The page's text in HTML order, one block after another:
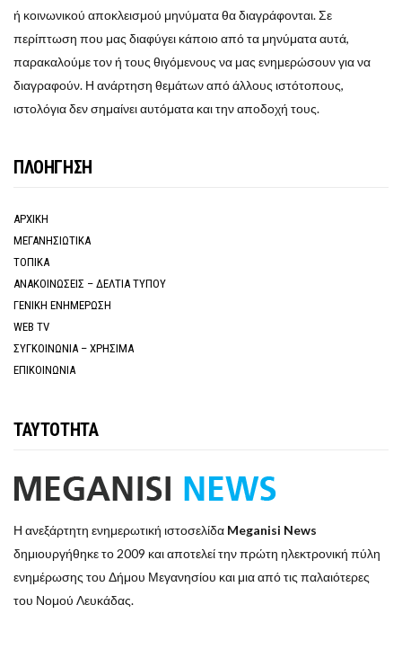
ή κοινωνικού αποκλεισμού μηνύματα θα διαγράφονται. Σε
περίπτωση που μας διαφύγει κάποιο από τα μηνύματα αυτά,
παρακαλούμε τον ή τους θιγόμενους να μας ενημερώσουν για να
διαγραφούν. Η ανάρτηση θεμάτων από άλλους ιστότοπους,
ιστολόγια δεν σημαίνει αυτόματα και την αποδοχή τους.
ΠΛΟΗΓΗΣΗ
ΑΡΧΙΚΗ
ΜΕΓΑΝΗΣΙΩΤΙΚΑ
ΤΟΠΙΚΑ
ΑΝΑΚΟΙΝΩΣΕΙΣ – ΔΕΛΤΙΑ ΤΥΠΟΥ
ΓΕΝΙΚΗ ΕΝΗΜΕΡΩΣΗ
WEB TV
ΣΥΓΚΟΙΝΩΝΙΑ – ΧΡΗΣΙΜΑ
ΕΠΙΚΟΙΝΩΝΙΑ
ΤΑΥΤΟΤΗΤΑ
Η ανεξάρτητη ενημερωτική ιστοσελίδα Meganisi News
δημιουργήθηκε το 2009 και αποτελεί την πρώτη ηλεκτρονική πύλη
ενημέρωσης του Δήμου Μεγανησίου και μια από τις παλαιότερες
του Νομού Λευκάδας.